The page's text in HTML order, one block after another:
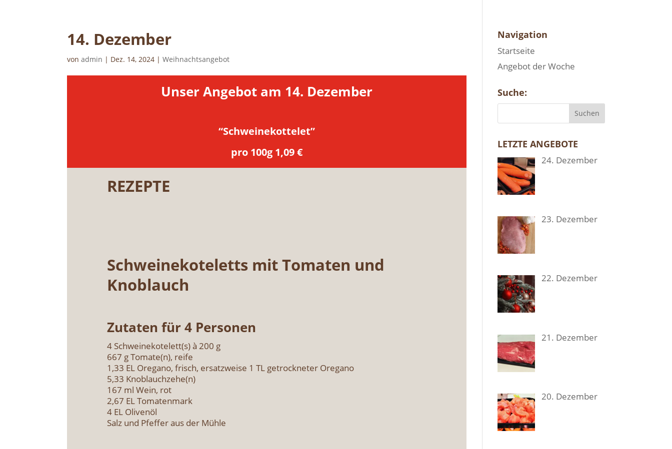
14. Dezem­ber
vonadmin | Dez. 14, 2024 |Weihnachtsangebot
Unser Ange­bot am 14. Dezem­ber
“Schwei­ne­kot­te­let”
pro 100g 1,09 €
REZEP­TE
Schwei­ne­ko­te­letts mit Toma­ten und
Knob­lauch
Zuta­ten für 4 Per­so­nen
4 Schweinekotelett(s) à 200 g
667 g Tomate(n), rei­fe
1,33 EL Ore­ga­no, frisch, ersatz­wei­se 1 TL getrock­ne­ter Ore­ga­no
5,33 Knoblauchzehe(n)
167 ml Wein, rot
2,67 EL Toma­ten­mark
4 EL Oli­ven­öl
Salz und Pfef­fer aus der Müh­le
Navi­ga­ti­on
Start­sei­te
Ange­bot der Woche
Suche:
LETZ­TE ANGE­BO­TE
24. Dezem­ber
23. Dezem­ber
22. Dezem­ber
21. Dezem­ber
20. Dezem­ber